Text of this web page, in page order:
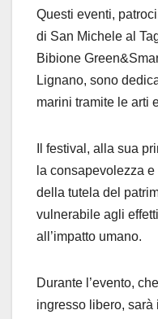
Questi eventi,
di San Michele al
Bibione
Lignano, sono
marini tramite le arti
Il festival, alla sua
la consapevolezza
della tutela del
vulnerabile agli
all’impatto umano.
Durante l’evento,
ingresso libero, sarà